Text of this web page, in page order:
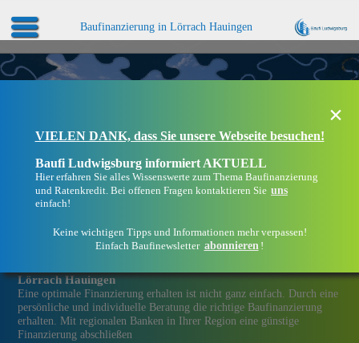
Baufinanzierung in Lörrach Hauingen
Lörrach Hauingen
Eine optimale Finanzierung erhalten ist nicht ganz einfach. Durch eine
persönliche und individuelle Beratung die richtige Baufinanzierung
erhalten. Mit regionalen Banken in Ihrer Region eine günstige
Finanzierung abschließen
×
VIELEN DANK, dass Sie unsere Webseite besuchen!
Baufi Ludwigsburg informiert AKTUELL
Hier erfahren Sie alles Wissenswerte zum Thema Baufinanzierung
und Ratenkredit. Bei offenen Fragen kontaktieren Sie uns
einfach!
Keine wichtigen Tipps und Informationen mehr verpassen!
Einfach Baufinewsletter abonnieren !